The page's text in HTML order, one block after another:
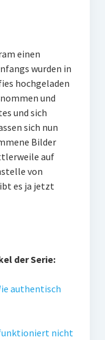
einen
wurden in
hochgeladen
und
und sich
sich nun
Bilder
auf
von
es ja jetzt
der Serie:
authentisch
nicht